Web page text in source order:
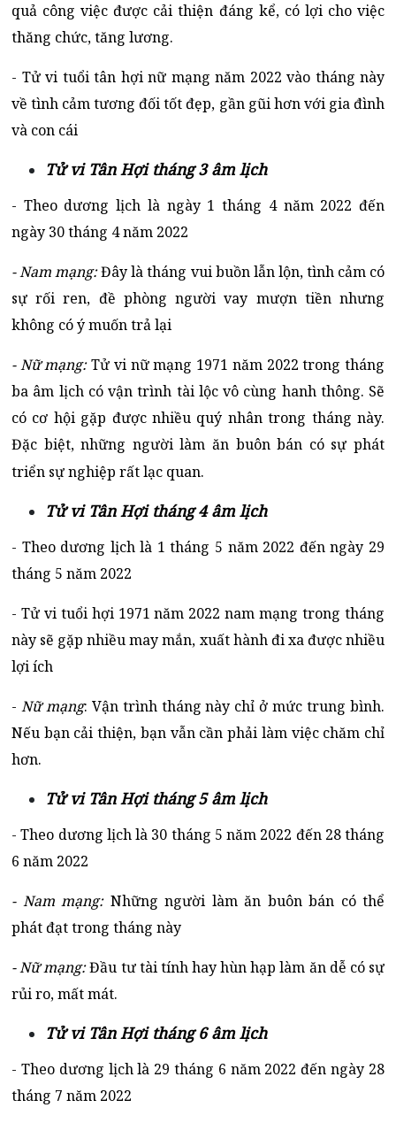
quả công việc được cải thiện đáng kể, có lợi cho việc
thăng chức, tăng lương.
- Tử vi tuổi tân hợi nữ mạng năm 2022 vào tháng này
về tình cảm tương đối tốt đẹp, gần gũi hơn với gia đình
và con cái
Tử vi Tân Hợi tháng 3 âm lịch
- Theo dương lịch là ngày 1 tháng 4 năm 2022 đến
ngày 30 tháng 4 năm 2022
- Nam mạng:Đây là tháng vui buồn lẫn lộn, tình cảm có
sự rối ren, đề phòng người vay mượn tiền nhưng
không có ý muốn trả lại
- Nữ mạng:Tử vi nữ mạng 1971 năm 2022 trong tháng
ba âm lịch có vận trình tài lộc vô cùng hanh thông. Sẽ
có cơ hội gặp được nhiều quý nhân trong tháng này.
Đặc biệt, những người làm ăn buôn bán có sự phát
triển sự nghiệp rất lạc quan.
Tử vi Tân Hợi tháng 4 âm lịch
- Theo dương lịch là 1 tháng 5 năm 2022 đến ngày 29
tháng 5 năm 2022
- Tử vi tuổi hợi 1971 năm 2022 nam mạng trong tháng
này sẽ gặp nhiều may mắn, xuất hành đi xa được nhiều
lợi ích
- Nữ mạng: Vận trình tháng này chỉ ở mức trung bình.
Nếu bạn cải thiện, bạn vẫn cần phải làm việc chăm chỉ
hơn.
Tử vi Tân Hợi tháng 5 âm lịch
- Theo dương lịch là 30 tháng 5 năm 2022 đến 28 tháng
6 năm 2022
- Nam mạng: Những người làm ăn buôn bán có thể
phát đạt trong tháng này
- Nữ mạng:Đầu tư tài tính hay hùn hạp làm ăn dễ có sự
rủi ro, mất mát.
Tử vi Tân Hợi tháng 6 âm lịch
- Theo dương lịch là 29 tháng 6 năm 2022 đến ngày 28
tháng 7 năm 2022